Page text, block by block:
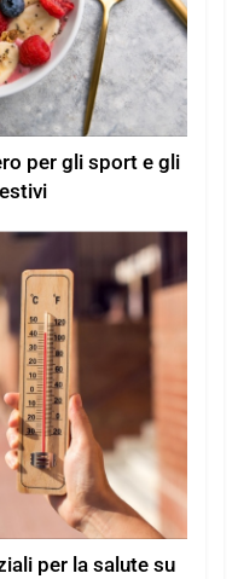
per gli sport e gli
per la salute su